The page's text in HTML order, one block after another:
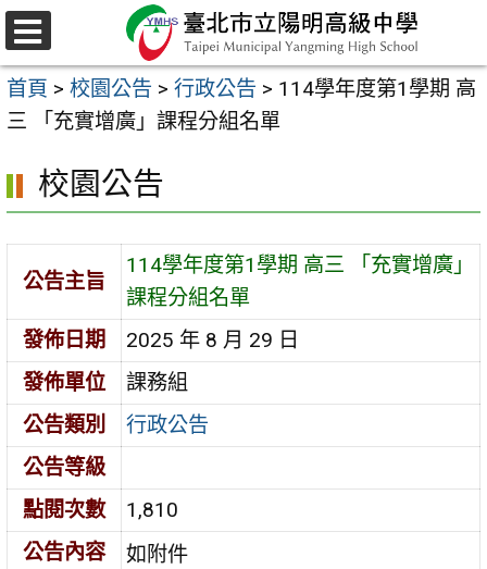
跳
至
主
要
容
區
選
單
首頁 > 校園公告 > 行政公告 > 114學年度第1學期 高
三 「充實增廣」課程分組名單
校園公告
公告主旨
114學年度第1學期 高三 「充實增廣」
課程分組名單
發佈日期
2025 年 8 月 29 日
發佈單位
課務組
公告類別
行政公告
公告等級
點閱次數
1,810
公告內容
如附件